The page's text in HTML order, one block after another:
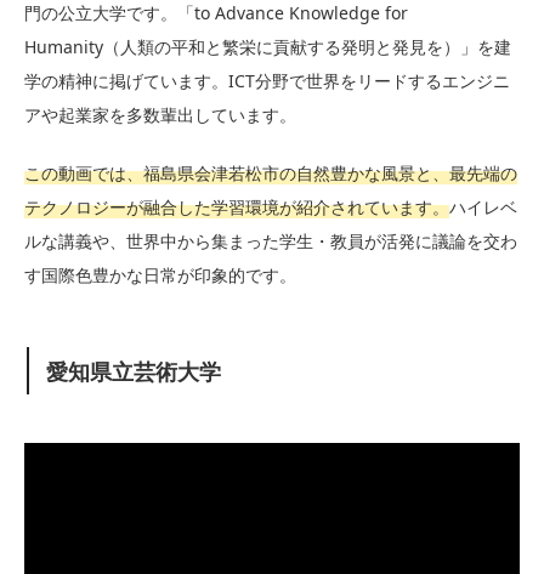
門の公立大学です。「to Advance Knowledge for
Humanity（人類の平和と繁栄に貢献する発明と発見を）」を建
学の精神に掲げています。ICT分野で世界をリードするエンジニ
アや起業家を多数輩出しています。
この動画では、福島県会津若松市の自然豊かな風景と、最先端の
テクノロジーが融合した学習環境が紹介されています。ハイレベ
ルな講義や、世界中から集まった学生・教員が活発に議論を交わ
す国際色豊かな日常が印象的です。
愛知県立芸術大学